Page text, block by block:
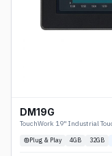
DM19G
TouchWork 19" Industrial
Plug & Play 4GB 32GB